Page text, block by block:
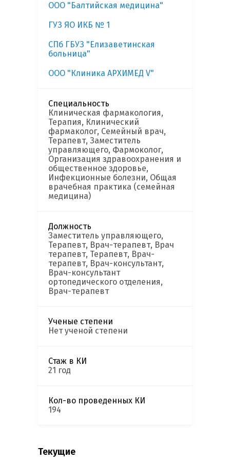
ООО "Балтийская медицина"
ГУЗ ЯО ИКБ № 1
СПб ГБУЗ "Елизаветинская
больница"
ООО "Клиника АРХИМЕД V"
Специальность
Клиническая фармакология,
Терапия, Клинический
фармаколог, Семейный врач,
Терапевт, Заместитель
управляющего, Фармоколог,
Организация здравоохранения и
общественное здоровье,
Инфекционные болезни, Общая
врачебная практика (семейная
медицина)
Должность
Заместитель управляющего,
Терапевт, Врач-терапевт, Врач
терапевт, Терапевт, Врач-
терапевт, Врач-консультант,
Врач-консультант
ортопедического отделения,
Врач-терапевт
Ученые степени
Нет ученой степени
Стаж в КИ
21 год
Кол-во проведенных КИ
194
Текущие